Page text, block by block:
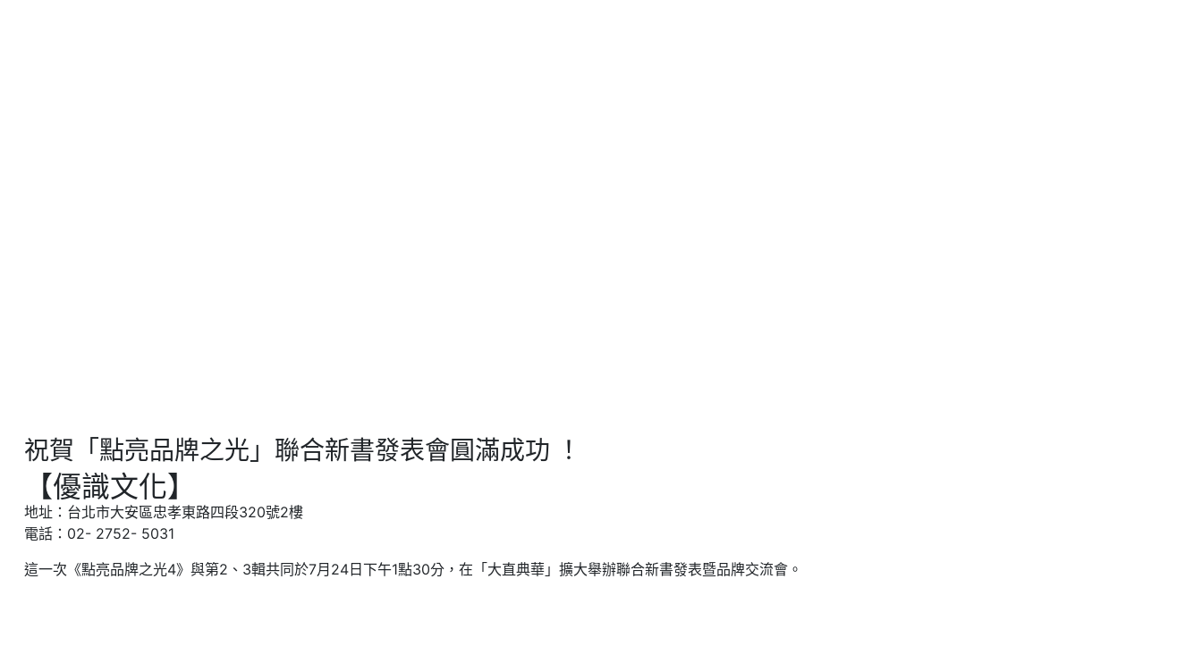
祝賀「點亮品牌之光」聯合新書發表會圓滿成功 ！
【優識文化】
地址：台北市大安區忠孝東路四段320號2樓
電話：02- 2752- 5031
這一次《點亮品牌之光4》與第2、3輯共同於7月24日下午1點30分，在「大直典華」擴大舉辦聯合新書發表暨品牌交流會。